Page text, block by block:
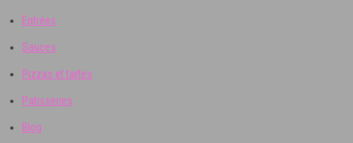
Entrées
Sauces
Pizzas et tartes
Patisseries
Blog